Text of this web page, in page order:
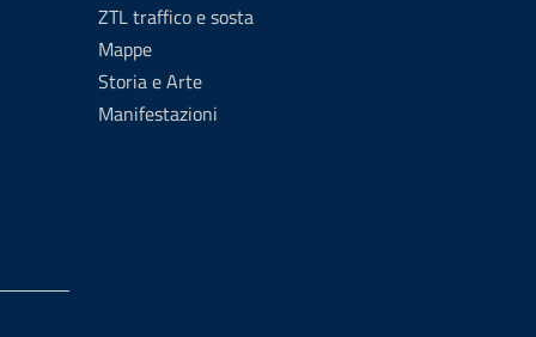
ZTL traffico e sosta
Mappe
Storia e Arte
Manifestazioni